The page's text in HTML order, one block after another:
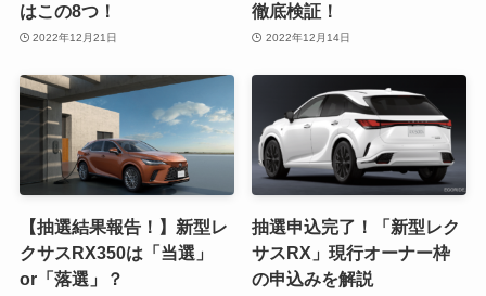
はこの8つ！
2022年12月21日
徹底検証！
2022年12月14日
【抽選結果報告！】新型レ
クサスRX350は「当選」
or「落選」？
抽選申込完了！「新型レク
サスRX」現行オーナー枠
の申込みを解説